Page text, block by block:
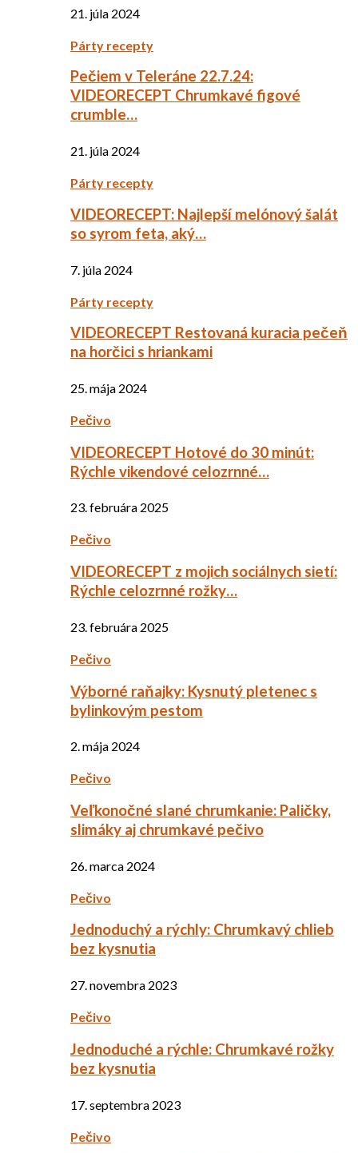
21. júla 2024
Párty recepty
Pečiem v Teleráne 22.7.24:
VIDEORECEPT Chrumkavé figové
crumble…
21. júla 2024
Párty recepty
VIDEORECEPT: Najlepší melónový šalát
so syrom feta, aký…
7. júla 2024
Párty recepty
VIDEORECEPT Restovaná kuracia pečeň
na horčici s hriankami
25. mája 2024
Pečivo
VIDEORECEPT Hotové do 30 minút:
Rýchle vikendové celozrnné…
23. februára 2025
Pečivo
VIDEORECEPT z mojich sociálnych sietí:
Rýchle celozrnné rožky…
23. februára 2025
Pečivo
Výborné raňajky: Kysnutý pletenec s
bylinkovým pestom
2. mája 2024
Pečivo
Veľkonočné slané chrumkanie: Paličky,
slimáky aj chrumkavé pečivo
26. marca 2024
Pečivo
Jednoduchý a rýchly: Chrumkavý chlieb
bez kysnutia
27. novembra 2023
Pečivo
Jednoduché a rýchle: Chrumkavé rožky
bez kysnutia
17. septembra 2023
Pečivo